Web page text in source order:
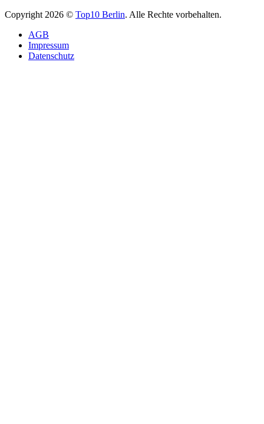
Copyright 2026 © Top10 Berlin. Alle Rechte vorbehalten.
AGB
Impressum
Datenschutz